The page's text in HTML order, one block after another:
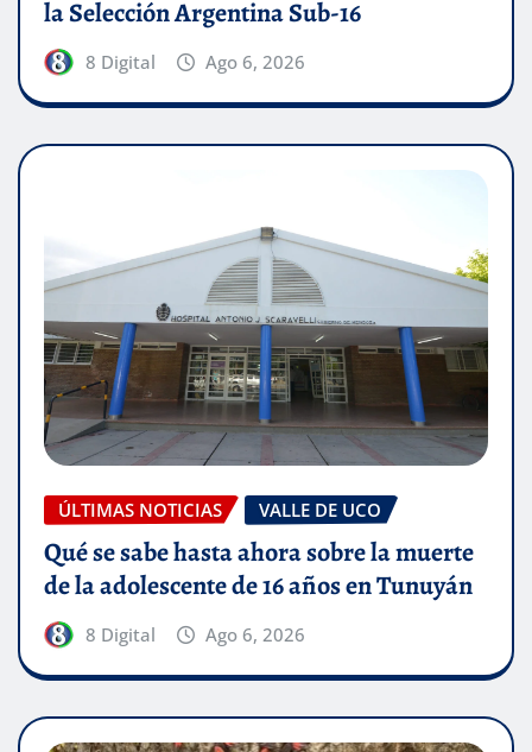
la Selección Argentina Sub-16
8 Digital Ago 6, 2026
ÚLTIMAS NOTICIAS VALLE DE UCO
Qué se sabe hasta ahora sobre la muerte
de la adolescente de 16 años en Tunuyán
8 Digital Ago 6, 2026